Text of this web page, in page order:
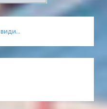
види...